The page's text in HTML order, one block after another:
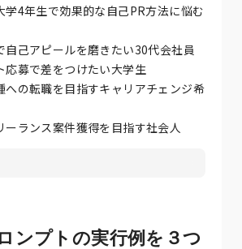
学4年生で効果的な自己PR方法に悩む
自己アピールを磨きたい30代会社員
応募で差をつけたい大学生
への転職を目指すキャリアチェンジ希
ーランス案件獲得を目指す社会人
ンプトの実行例を３つ